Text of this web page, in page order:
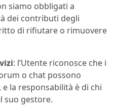
siamo obbligati a
dei contributi degli
di rifiutare o rimuovere
: l’Utente riconosce che i
o chat possono
la responsabilità è di chi
suo gestore.